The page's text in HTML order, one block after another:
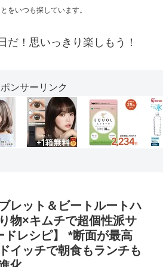
をいつも探しています。
だ！思いっきり楽しもう！
ンサーリンク
レット＆ビートルートハ
物×キムチで超個性派サ
ドレシピ】 *断面が最高
イッチで朝食もランチも